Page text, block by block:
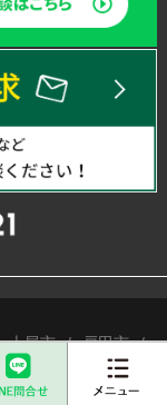
上尾市
戸田市
三郷市
吉川市
桶川市
北本市